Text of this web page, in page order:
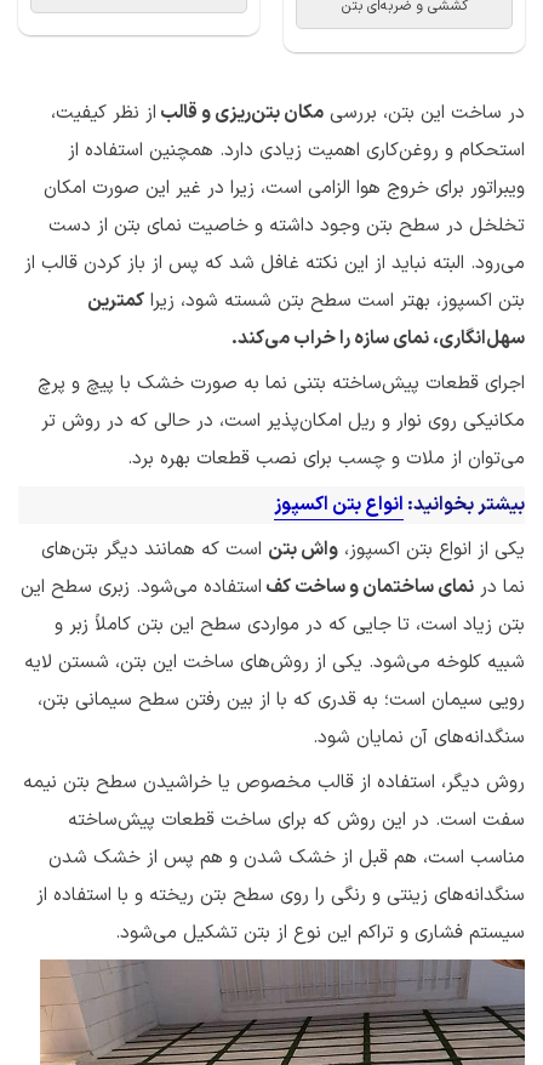
کششی و ضربه‌ای بتن
در ساخت این بتن، بررسی مکان بتن‌ریزی و قالب از نظر کیفیت،
استحکام و روغن‌کاری اهمیت زیادی دارد. همچنین استفاده از
ویبراتور برای خروج هوا الزامی است، زیرا در غیر این صورت امکان
تخلخل در سطح بتن وجود داشته و خاصیت نمای بتن از دست
می‌رود. البته نباید از این نکته غافل شد که پس از باز کردن قالب از
بتن اکسپوز، بهتر است سطح بتن شسته شود، زیرا کمترین
سهل‌‌انگاری، نمای سازه را خراب می‌کند.
اجرای قطعات پیش‌ساخته بتنی نما به صورت خشک با پیچ و پرچ
مکانیکی روی نوار و ریل امکان‌پذیر است، در حالی که در روش تر
می‌توان از ملات و چسب برای نصب قطعات بهره برد.
بیشتر بخوانید: انواع بتن اکسپوز
یکی از انواع بتن اکسپوز، واش بتن است که همانند دیگر بتن‌های
نما در نمای ساختمان و ساخت کف استفاده می‌شود. زبری سطح این
بتن زیاد است، تا جایی که در مواردی سطح این بتن کاملاً زبر و
شبیه کلوخه می‌شود. یکی از روش‌های ساخت این بتن، شستن لایه
رویی سیمان است؛ به قدری که با از بین رفتن سطح سیمانی بتن،
سنگدانه‌های آن نمایان شود.
روش دیگر، استفاده از قالب مخصوص یا خراشیدن سطح بتن نیمه
سفت است. در این روش که برای ساخت قطعات پیش‌ساخته
مناسب است، هم قبل از خشک شدن و هم پس از خشک شدن
سنگدانه‌های زینتی و رنگی را روی سطح بتن ریخته و با استفاده از
سیستم فشاری و تراکم این نوع از بتن تشکیل می‌شود.